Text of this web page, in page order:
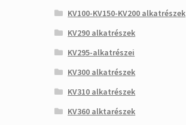
KV100-KV150-KV200 alkatrészek
KV290 alkatrészek
KV295-alkatrészei
KV300 alkatrészek
KV310 alkatrészek
KV360 alktarészek